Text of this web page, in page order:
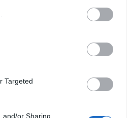
Targeted
and/or Sharing